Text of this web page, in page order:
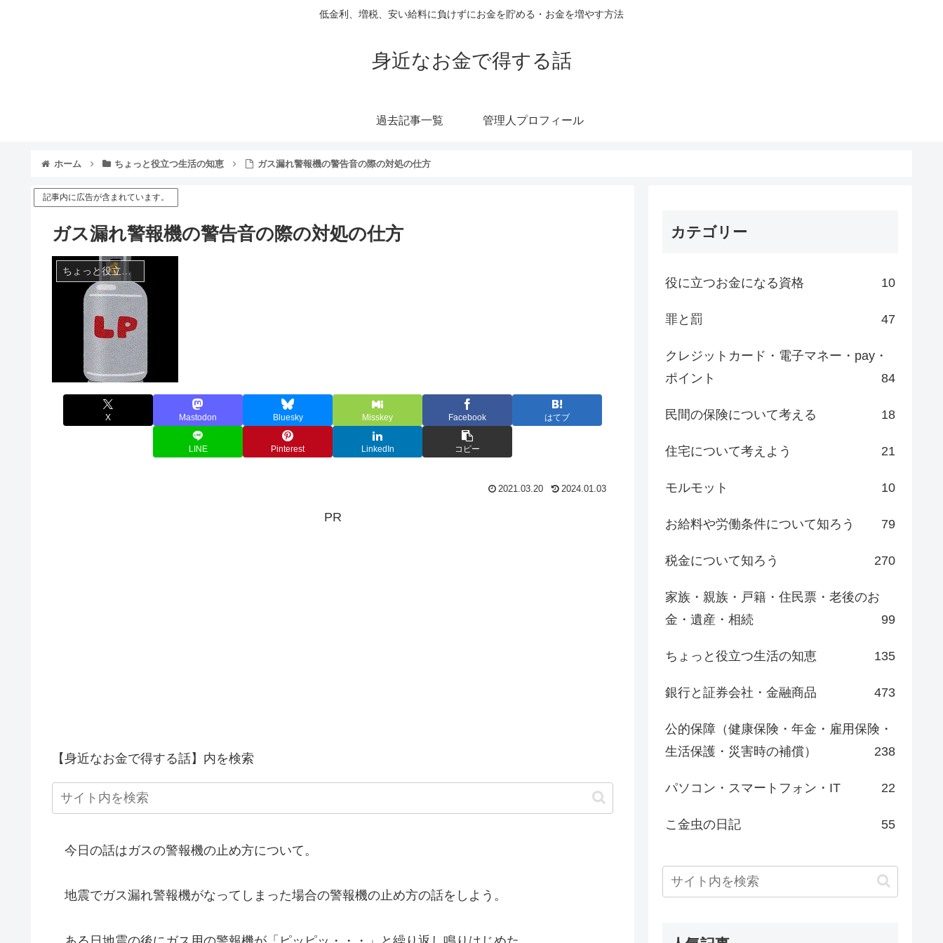
低金利、増税、安い給料に負けずにお金を貯める・お金を増やす方法
身近なお金で得する話
過去記事一覧 管理人プロフィール
ホーム ちょっと役立つ生活の知恵 ガス漏れ警報機の警告音の際の対処の仕方
記事内に広告が含まれています。
ガス漏れ警報機の警告音の際の対処の仕方
ちょっと役立つ生活の知恵
X Mastodon Bluesky Misskey Facebook はてブ
LINE Pinterest LinkedIn コピー
2021.03.20 2024.01.03
PR
【身近なお金で得する話】内を検索
今日の話はガスの警報機の止め方について。
地震でガス漏れ警報機がなってしまった場合の警報機の止め方の話をしよう。
カテゴリー
役に立つお金になる資格 10
罪と罰 47
クレジットカード・電子マネー・pay・
ポイント
84
民間の保険について考える 18
住宅について考えよう 21
モルモット 10
お給料や労働条件について知ろう 79
税金について知ろう 270
家族・親族・戸籍・住民票・老後のお
金・遺産・相続
99
ちょっと役立つ生活の知恵 135
銀行と証券会社・金融商品 473
公的保障（健康保険・年金・雇用保険・
生活保護・災害時の補償）
238
パソコン・スマートフォン・IT 22
こ金虫の日記 55